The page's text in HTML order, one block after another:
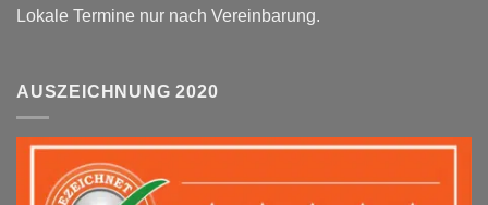
Lokale Termine nur nach Vereinbarung.
AUSZEICHNUNG 2020